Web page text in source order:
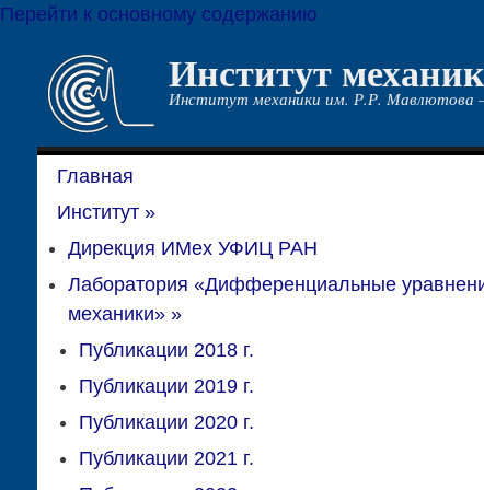
Перейти к основному содержанию
Институт
Институт механики им. Р.Р. Мавлютова
Главная
Институт»
Дирекция ИМех УФИЦ РАН
Лаборатория «Дифференциальные
механики»»
Публикации 2018 г.
Публикации 2019 г.
Публикации 2020 г.
Публикации 2021 г.